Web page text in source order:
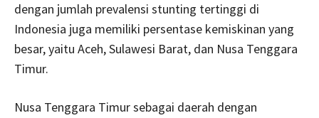
dengan jumlah prevalensi stunting tertinggi di
Indonesia juga memiliki persentase kemiskinan yang
besar, yaitu Aceh, Sulawesi Barat, dan Nusa Tenggara
Timur.
Nusa Tenggara Timur sebagai daerah dengan